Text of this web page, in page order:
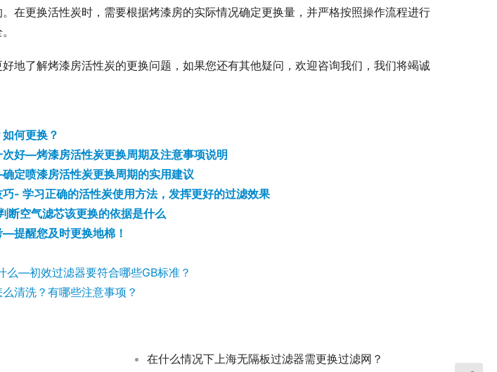
在更换活性炭时，需要根据烤漆房的实际情况确定更换量，并严格按照操作流程进行
地了解烤漆房活性炭的更换问题，如果您还有其他疑问，欢迎咨询我们，我们将竭诚
何更换？
好—烤漆房活性炭更换周期及注意事项说明
定喷漆房活性炭更换周期的实用建议
- 学习正确的活性炭使用方法，发挥更好的过滤效果
断空气滤芯该更换的依据是什么
提醒您及时更换地棉！
么—初效过滤器要符合哪些GB标准？
清洗？有哪些注意事项？
在什么情况下上海无隔板过滤器需更换过滤网？